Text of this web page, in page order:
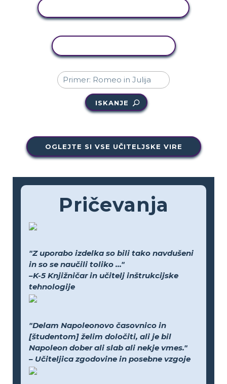
ISKANJE
OGLEJTE SI VSE UČITELJSKE VIRE
Pričevanja
"Z uporabo izdelka so bili tako navdušeni
in so se naučili toliko ..."
–K-5 Knjižničar in učitelj inštrukcijske
tehnologije
"Delam Napoleonovo časovnico in
[študentom] želim določiti, ali je bil
Napoleon dober ali slab ali nekje vmes."
– Učiteljica zgodovine in posebne vzgoje